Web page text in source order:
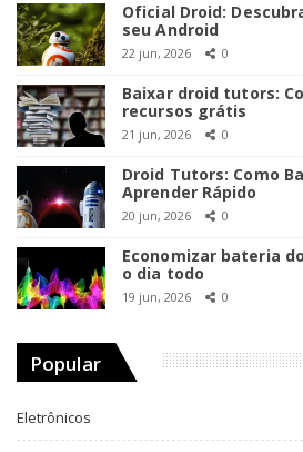
Oficial Droid:
seu Android
22 jun, 2026 0
Baixar droid tutors:
recursos grátis
21 jun, 2026 0
Droid Tutors: Como
Aprender Rápido
20 jun, 2026 0
Economizar bateria
o dia todo
19 jun, 2026 0
Popular
Eletrônicos